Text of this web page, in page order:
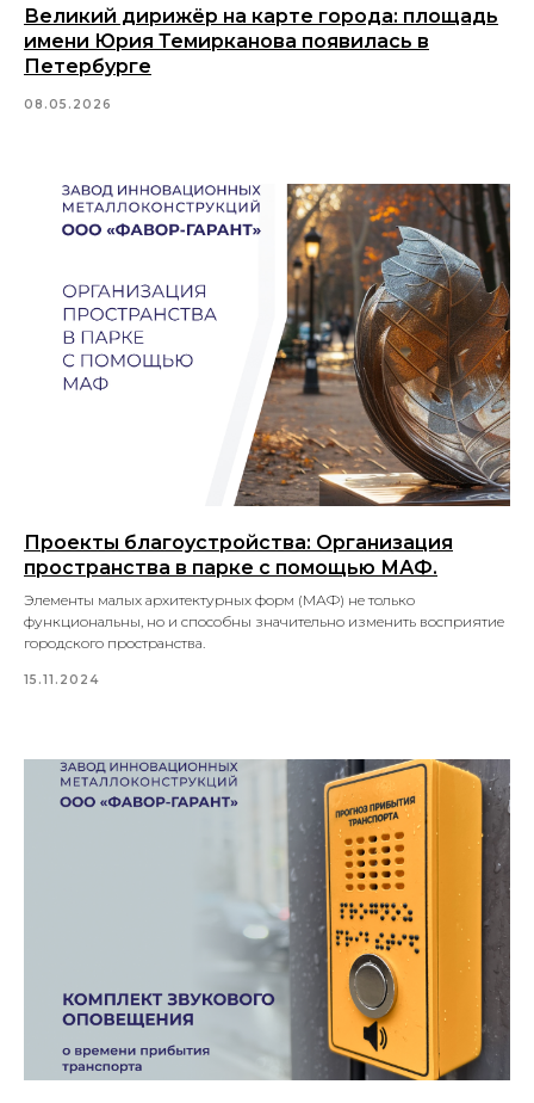
Великий дирижёр на карте города: площадь
имени Юрия Темирканова появилась в
Петербурге
08.05.2026
Проекты благоустройства: Организация
пространства в парке с помощью МАФ.
Элементы малых архитектурных форм (МАФ) не только
функциональны, но и способны значительно изменить восприятие
городского пространства.
15.11.2024